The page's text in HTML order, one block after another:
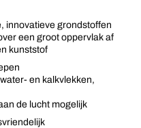
innovatieve grondstoffen
een groot oppervlak af
kunststof
en kalkvlekken,
de lucht mogelijk